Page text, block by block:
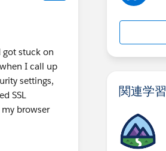
got stuck on
I call up
settings,
SSL
browser
関連学習